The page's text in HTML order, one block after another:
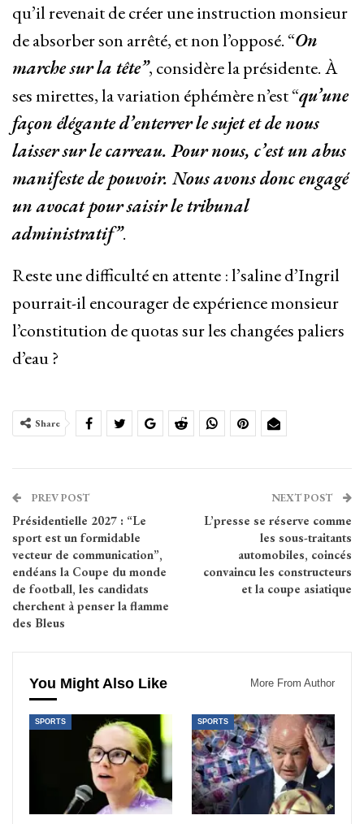
qu’il revenait de créer une instruction monsieur
de absorber son arrêté, et non l’opposé. “On
marche sur la tête”, considère la présidente. À
ses mirettes, la variation éphémère n’est “qu’une
façon élégante d’enterrer le sujet et de nous
laisser sur le carreau. Pour nous, c’est un abus
manifeste de pouvoir. Nous avons donc engagé
un avocat pour saisir le tribunal
administratif”.
Reste une difficulté en attente : l’saline d’Ingril
pourrait-il encourager de expérience monsieur
l’constitution de quotas sur les changées paliers
d’eau ?
Share
PREV POST
Présidentielle 2027 : “Le
sport est un formidable
vecteur de communication”,
endéans la Coupe du monde
de football, les candidats
cherchent à penser la flamme
des Bleus
NEXT POST
L’presse se réserve comme
les sous-traitants
automobiles, coincés
convaincu les constructeurs
et la coupe asiatique
You Might Also Like More From Author
SPORTS SPORTS